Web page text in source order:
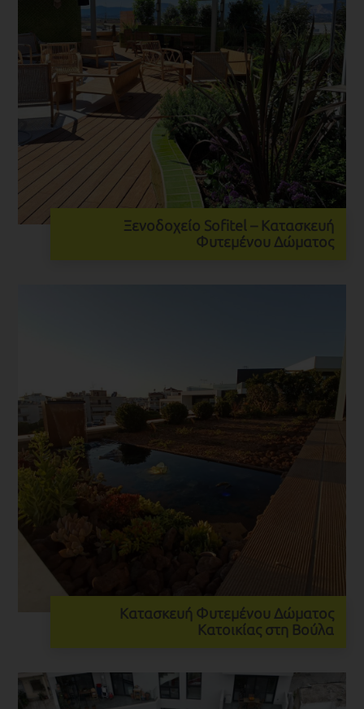
Ξενοδοχείο Sofitel – Κατασκευή
Φυτεμένου Δώματος
Κατασκευή Φυτεμένου Δώματος
Κατοικίας στη Βούλα